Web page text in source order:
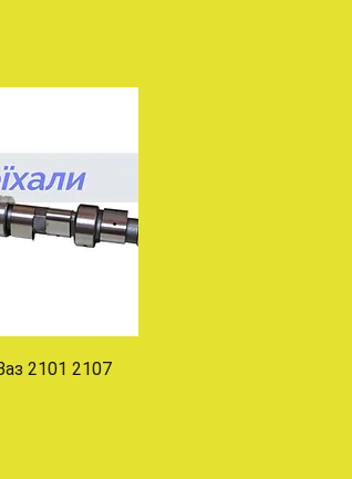
просмотр
2101 2107